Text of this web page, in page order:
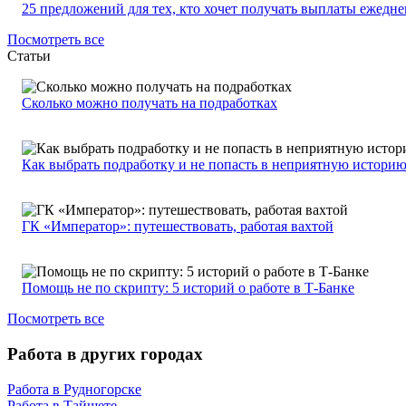
25 предложений для тех, кто хочет получать выплаты
Посмотреть все
Статьи
Сколько можно получать на подработках
Как выбрать подработку и не попасть в неприятную историю
ГК «Император»: путешествовать, работая вахтой
Помощь не по скрипту: 5 историй о работе в Т-Банке
Посмотреть все
Работа в других городах
Работа в Рудногорске